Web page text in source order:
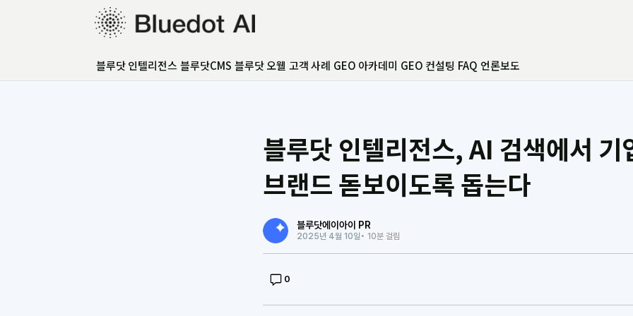
블루닷 인텔리전스
블루닷CMS
블루닷 인텔리전스 블루닷CMS 블루닷 오웰 고객 사례 GEO 아카데미 GEO 컨설팅 FAQ 언론보도
블루닷 인텔리전스, AI 검색에서 기
브랜드 돋보이도록 돕는다
블루닷에이아이 PR
2025년 4월 10일 • 10분 걸림
0